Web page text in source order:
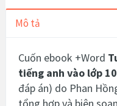
Mô tả
Cuốn ebook +Word
tiếng anh vào lớp
đáp án) do Phan
tổng hợp và biên